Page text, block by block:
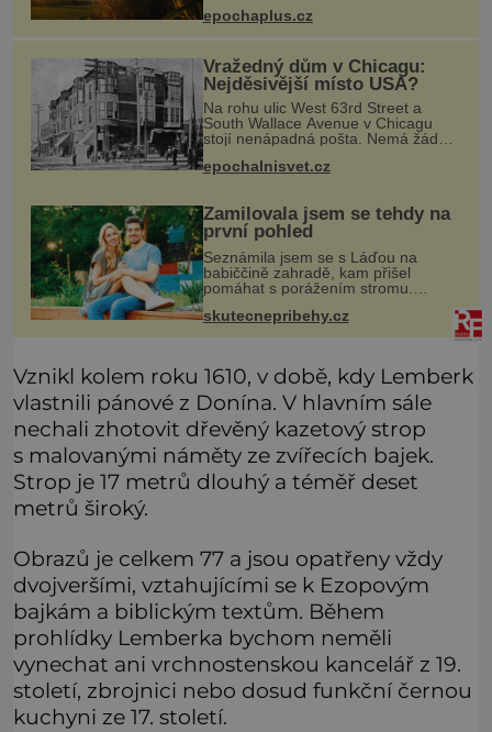
domy, vyrábět lodě, zapisovat první
texty a inspiroval řadu pověstí.
epochaplus.cz
Vražedný dům v Chicagu:
Nejděsivější místo USA?
Na rohu ulic West 63rd Street a
South Wallace Avenue v Chicagu
stojí nenápadná pošta. Nemá žádný
speciální nápis ani pamětní desku. A
přesto prý místní zaměstnanci neradi
epochalnisvet.cz
Zamilovala jsem se tehdy na
první pohled
Seznámila jsem se s Láďou na
babiččině zahradě, kam přišel
pomáhat s porážením stromu.
Babička mě před ním ale varovala…
Babička se mě často ptávala, kdy se
už konečně vdám. Dost mě to
skutecnepribehy.cz
Vznikl kolem roku 1610, v době, kdy Lemberk
vlastnili pánové z Donína. V hlavním sále
nechali zhotovit dřevěný kazetový strop
s malovanými náměty ze zvířecích bajek.
Strop je 17 metrů dlouhý a téměř deset
metrů široký.
Obrazů je celkem 77 a jsou opatřeny vždy
dvojveršími, vztahujícími se k Ezopovým
bajkám a biblickým textům. Během
prohlídky Lemberka bychom neměli
vynechat ani vrchnostenskou kancelář z 19.
století, zbrojnici nebo dosud funkční černou
kuchyni ze 17. století.